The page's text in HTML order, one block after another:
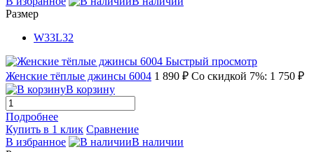
Размер
W33L32
Быстрый просмотр
Женские тёплые джинсы 6004 1 890 ₽ Со скидкой 7%: 1 750 ₽
В корзину
Подробнее
Купить в 1 клик Сравнение
В избранное
В наличии